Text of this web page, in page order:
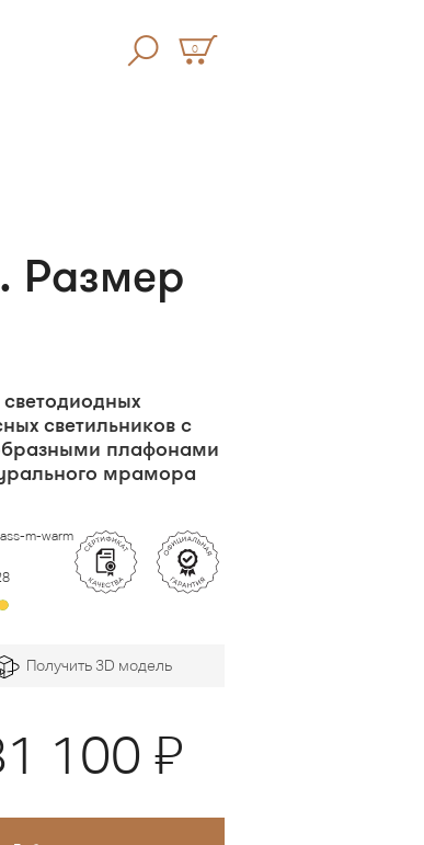
0
Размер
светильников с
плафонами
мрамора
m-warm
Получить 3D модель
100 Я